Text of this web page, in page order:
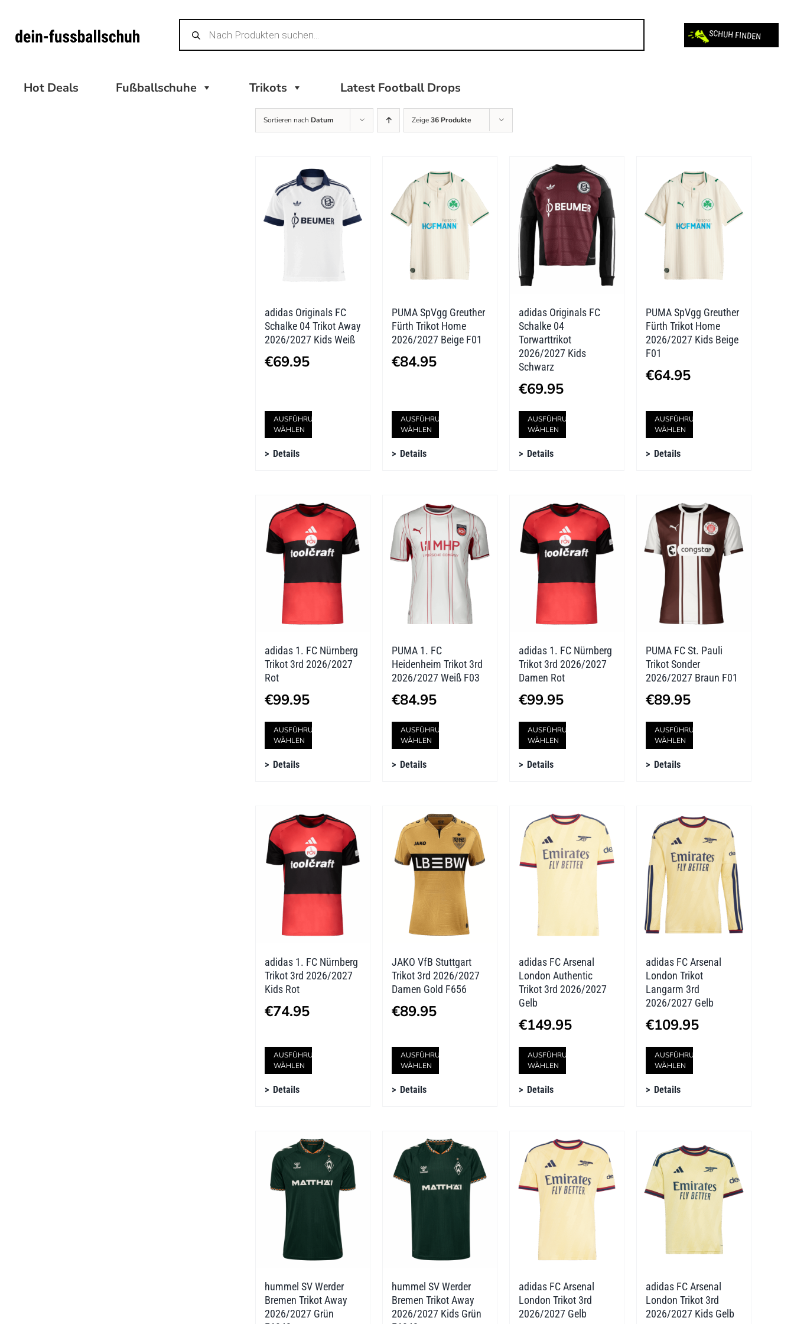
Inhalt
Products
search SCHUH FINDEN
Hot Deals Fußballschuhe Trikots Latest Football Drops
Sortieren nach Datum Zeige36 Produkte
adidas Originals FC
Schalke 04 Trikot Away
2026/2027 Kids Weiß
€69.95
AUSFÜHRUNG
WÄHLEN
Dieses
Produkt
Varianten
auf.
Die
Optionen
können
Produktseite
Details
PUMA SpVgg Greuther
Fürth Trikot Home
2026/2027 Beige F01
€84.95
AUSFÜHRUNG
WÄHLEN
Dieses
Produkt
Varianten
auf.
Die
Optionen
können
auf
Produktseite
gewählt
Details
adidas Originals FC
Schalke 04
Torwarttrikot
2026/2027 Kids
Schwarz
€69.95
AUSFÜHRUNG
WÄHLEN
Dieses
Produkt
Varianten
auf.
Die
Optionen
können
Produktseite
Details
PUMA SpVgg Greuther
Fürth Trikot Home
2026/2027 Kids Beige
F01
€64.95
AUSFÜHRUNG
WÄHLEN
Dieses
Produkt
Varianten
auf.
Die
Optionen
können
auf
Produktseite
gewählt
Details
adidas 1. FC Nürnberg
Trikot 3rd 2026/2027
Rot
€99.95
AUSFÜHRUNG
WÄHLEN
Dieses
Produkt
Varianten
auf.
Die
Optionen
können
Produktseite
Details
PUMA 1. FC
Heidenheim Trikot 3rd
2026/2027 Weiß F03
€84.95
AUSFÜHRUNG
WÄHLEN
Dieses
Produkt
Varianten
auf.
Die
Optionen
können
auf
Produktseite
gewählt
Details
adidas 1. FC Nürnberg
Trikot 3rd 2026/2027
Damen Rot
€99.95
AUSFÜHRUNG
WÄHLEN
Dieses
Produkt
Varianten
auf.
Die
können
Produktseite
gewählt
Details
PUMA FC St. Pauli
Trikot Sonder
2026/2027 Braun F01
€89.95
AUSFÜHRUNG
WÄHLEN
Dieses
Produkt
Varianten
auf.
Die
Optionen
können
auf
Produktseite
gewählt
werden
Details
adidas 1. FC Nürnberg
Trikot 3rd 2026/2027
Kids Rot
€74.95
AUSFÜHRUNG
WÄHLEN
Dieses
Produkt
Varianten
auf.
Die
Optionen
können
Produktseite
gewählt
Details
JAKO VfB Stuttgart
Trikot 3rd 2026/2027
Damen Gold F656
€89.95
AUSFÜHRUNG
WÄHLEN
Dieses
Produkt
Varianten
auf.
Die
Optionen
Produktseite
gewählt
Details
adidas FC Arsenal
London Authentic
Trikot 3rd 2026/2027
Gelb
€149.95
AUSFÜHRUNG
WÄHLEN
Dieses
Produkt
Varianten
auf.
Die
können
Produktseite
gewählt
Details
adidas FC Arsenal
London Trikot
Langarm 3rd
2026/2027 Gelb
€109.95
AUSFÜHRUNG
WÄHLEN
Dieses
Produkt
Varianten
auf.
Die
Optionen
können
auf
Produktseite
gewählt
Details
hummel SV Werder
Bremen Trikot Away
2026/2027 Grün
hummel SV Werder
Bremen Trikot Away
2026/2027 Kids Grün
adidas FC Arsenal
London Trikot 3rd
2026/2027 Gelb
adidas FC Arsenal
London Trikot 3rd
2026/2027 Kids Gelb